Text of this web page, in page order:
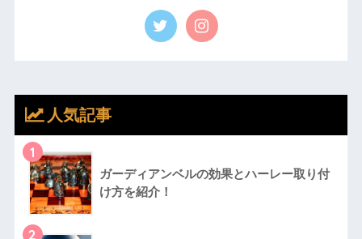
人気記事
1
ガーディアンベルの効果とハーレー取り付
け方を紹介！
2